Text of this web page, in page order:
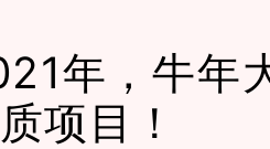
年，牛年
项目！